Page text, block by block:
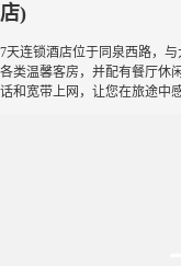
店)
7天连锁酒店位于同泉西路，
各类温馨客房，并配有餐厅休
话和宽带上网，让您在旅途中